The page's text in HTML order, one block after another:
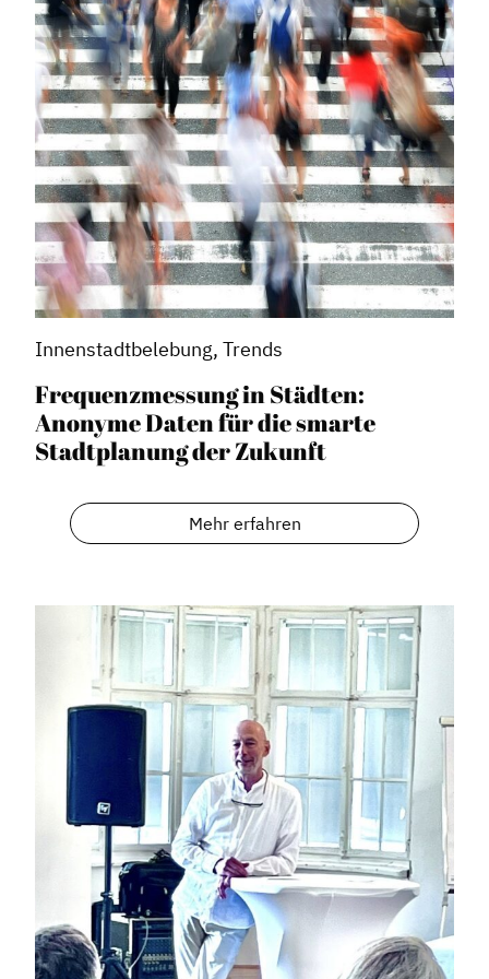
Innenstadtbelebung, Trends
Frequenzmessung in Städten:
Anonyme Daten für die smarte
Stadtplanung der Zukunft
Mehr erfahren